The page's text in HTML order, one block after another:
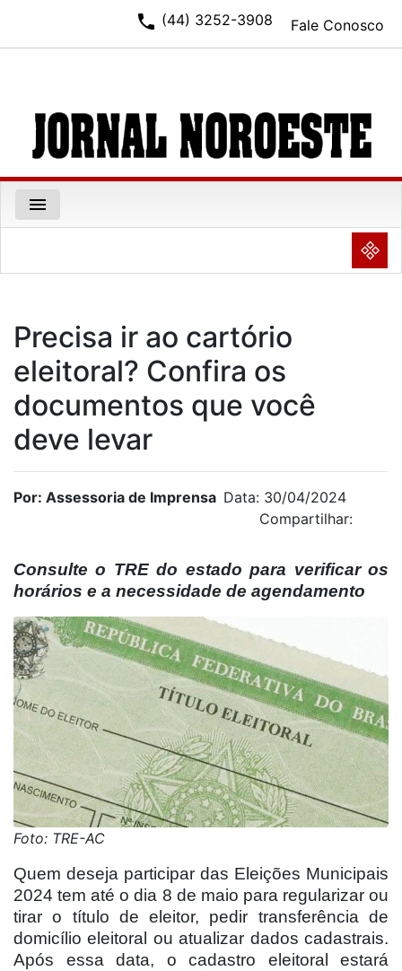
Fale Conosco
phone (44) 3252-3908
menu
NULL
Precisa ir ao cartório
eleitoral? Confira os
documentos que você
deve levar
Por: Assessoria de Imprensa Data: 30/04/2024
Compartilhar:
Consulte o TRE do estado para verificar os
horários e a necessidade de agendamento
Foto: TRE-AC
Quem deseja participar das Eleições Municipais
2024 tem até o dia 8 de maio para regularizar ou
tirar o título de eleitor, pedir transferência de
domicílio eleitoral ou atualizar dados cadastrais.
Após essa data, o cadastro eleitoral estará